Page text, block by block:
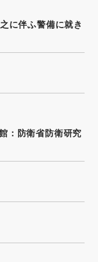
に伴ふ警備に就き
：防衛省防衛研究